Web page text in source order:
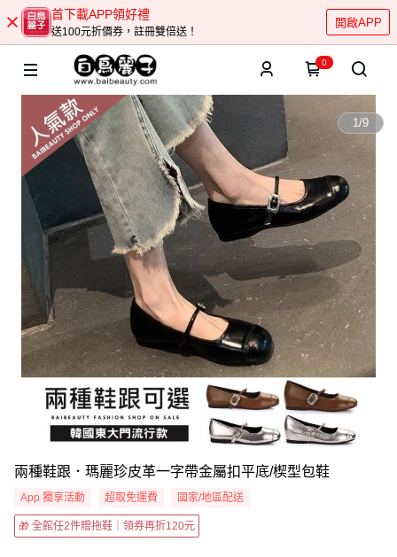
首下載APP領好禮
送100元折價券，註冊雙倍送！
開啟APP
0
1/9
兩種鞋跟．瑪麗珍皮革一字帶金屬扣平底/楔型包鞋
App 獨享活動 超取免運費 國家/地區配送
🎁 全館任2件贈拖鞋｜領券再折120元